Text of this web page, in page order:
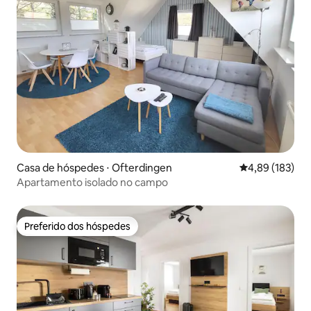
Casa de hóspedes ⋅ Ofterdingen 4,89 de uma
4,89 (183)
Apartamento isolado no campo
Preferido dos hóspedes
Preferido dos hóspedes